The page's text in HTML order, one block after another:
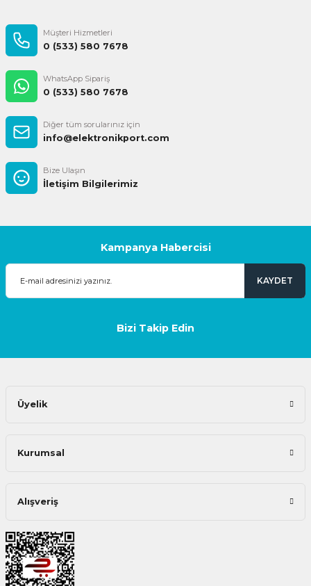
Müşteri Hizmetleri
0 (533) 580 7678
WhatsApp Sipariş
0 (533) 580 7678
Diğer tüm sorularınız için
info@elektronikport.com
Bize Ulaşın
İletişim Bilgilerimiz
Kampanya Habercisi
KAYDET
Bizi Takip Edin
Üyelik
Kurumsal
Alışveriş